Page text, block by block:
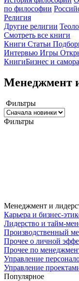
по философии
Религия
Другие религии
Смотреть все книги
Книги Статьи
Интервью Игры
КнигиБизнес и
Менеджмент
Фильтры
Фильтры
Менеджмент и
Карьера и бизнес-
Лидерство и тайм-
Производственный
Прочее о личной
Прочее по
Управление
Управление
Популярное